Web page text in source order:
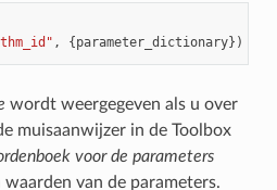
, {parameter_dictionary})
wordt weergegeven als u over
muisaanwijzer in de Toolbox
voor de parameters
waarden van de parameters.